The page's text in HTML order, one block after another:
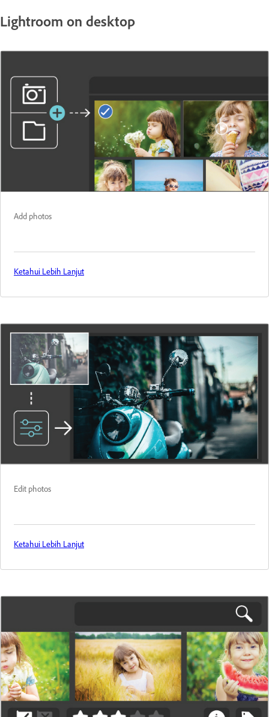
Lightroom on desktop
Add photos
Ketahui Lebih Lanjut
Edit photos
Ketahui Lebih Lanjut